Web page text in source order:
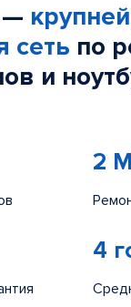
—
сеть по
и
2
4